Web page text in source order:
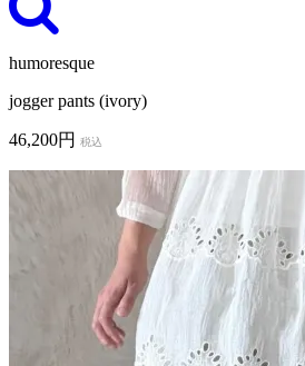
humoresque
jogger pants (ivory)
46,200円 税込